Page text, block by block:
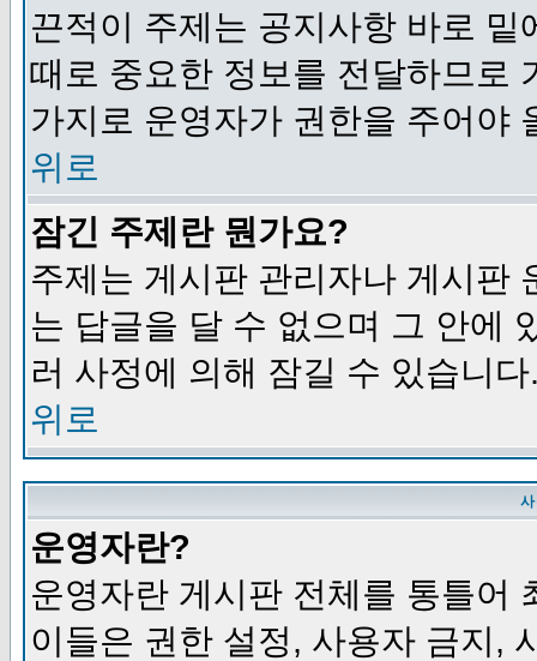
끈적이 주제는 공지사항 바로
때로 중요한 정보를 전달하므로
가지로 운영자가 권한을 주어야
위로
잠긴 주제란 뭔가요?
주제는 게시판 관리자나 게시판
는 답글을 달 수 없으며 그 안에
러 사정에 의해 잠길 수 있습니다
위로
운영자란?
운영자란 게시판 전체를 통틀어
이들은 권한 설정, 사용자 금지,